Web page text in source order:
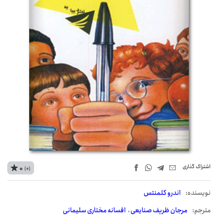
اشتراک‌ گذاری
نويسنده: اندرو کلمنتس
مترجم: مرجان ظریف صنایعی افسانه مختاری سلیمانی
0 (0)